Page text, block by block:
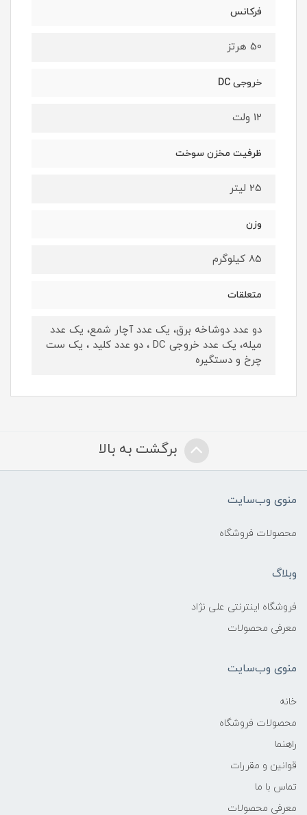
فرکانس
50 هرتز
خروجی DC
12 ولت
ظرفیت مخزن سوخت
25 لیتر
وزن
85 کیلوگرم
متعلقات
دو عدد دوشاخه برق، یک عدد آچار شمع، یک عدد
میله، یک عدد خروجی DC ، دو عدد کلید ، یک ست
چرخ و دستگیره
برگشت به بالا
منوی وب‌سایت
محصولات فروشگاه
وبلاگ
فروشگاه اینترنتی علی نژاد
معرفی محصولات
منوی وب‌سایت
خانه
محصولات فروشگاه
راهنما
قوانین و مقررات
تماس با ما
معرفی محصولات